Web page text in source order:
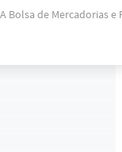
Bolsa de Mercadorias